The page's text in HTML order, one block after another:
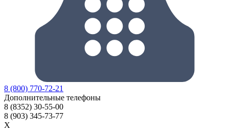
8 (800) 770-72-21
Дополнительные телефоны
8 (8352) 30-55-00
8 (903) 345-73-77
X